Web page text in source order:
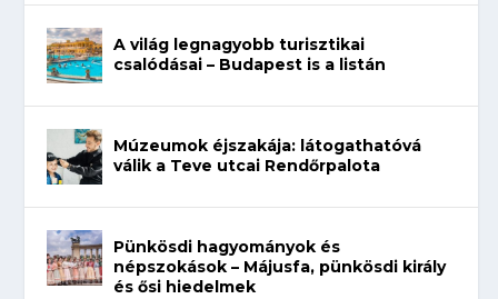
A világ legnagyobb turisztikai
csalódásai – Budapest is a listán
Múzeumok éjszakája: látogathatóvá
válik a Teve utcai Rendőrpalota
Pünkösdi hagyományok és
népszokások – Májusfa, pünkösdi király
és ősi hiedelmek